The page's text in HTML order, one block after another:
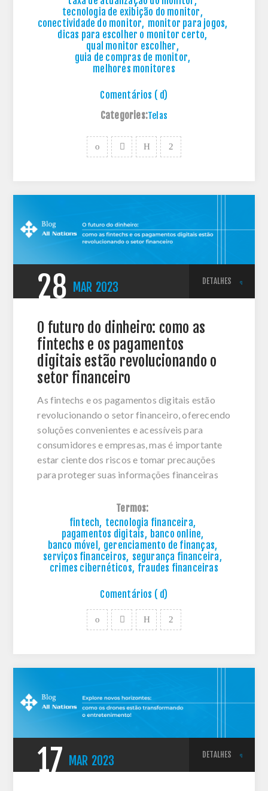
tecnologia de exibição do monitor,
conectividade do monitor, monitor para jogos,
dicas para escolher o monitor certo,
qual monitor escolher,
guia de compras de monitor,
melhores monitores
Comentários ( d)
Categories:Telas
28 MAR 2023 DETALHES
O futuro do dinheiro: como as
fintechs e os pagamentos
digitais estão revolucionando o
setor financeiro
As fintechs e os pagamentos digitais estão
revolucionando o setor financeiro, oferecendo
soluções convenientes e acessíveis para
consumidores e empresas, mas é importante
estar ciente dos riscos e tomar precauções
para proteger suas informações financeiras
Termos:
fintech, tecnologia financeira,
pagamentos digitais, banco online,
banco móvel , gerenciamento de finanças,
serviços financeiros, segurança financeira,
crimes cibernéticos, fraudes financeiras
Comentários ( d)
17 MAR 2023 DETALHES